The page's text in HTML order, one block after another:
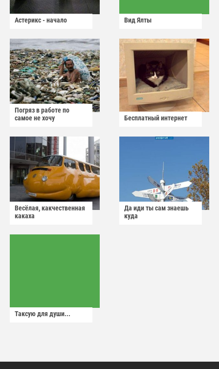
Астерикс - начало Вид Ялты
Погряз в работе по
самое не хочу
Бесплатный интернет
Весёлая, какчественная
какаха
Да иди ты сам знаешь
куда
Таксую для души...